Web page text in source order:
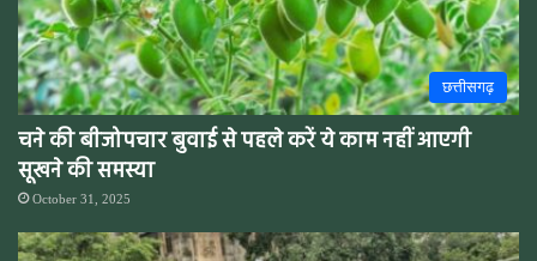
छत्तीसगढ़
चने की बीजोपचार बुवाई से पहले करें ये काम नहीं आएगी
सूखने की समस्या
October 31, 2025